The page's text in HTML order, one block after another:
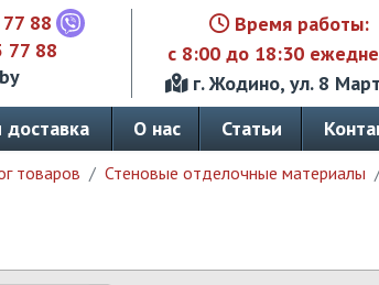
88
77 88
Время работы:
с 8:00 до 18:30
г. Жодино, ул. 8
доставка О нас Статьи
товаров Стеновые отделочные материалы